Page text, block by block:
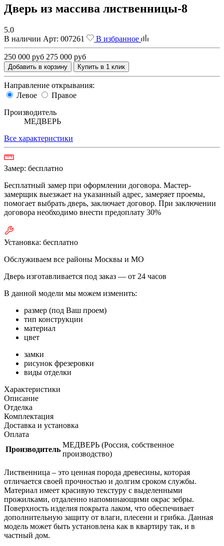
Дверь из массива лиственницы-8
5.0
В наличии Арт: 007261 В избранное
250 000 руб 275 000 руб
Добавить в корзину Купить в 1 клик
Направление открывания:
Левое
Правое
Производитель
МЕДВЕРЬ
Все характеристики
Замер: бесплатно
Бесплатный замер при оформлении договора. Мастер-
замерщик выезжает на указанный адрес, замеряет проемы,
помогает выбрать дверь, заключает договор. При заключении
договора необходимо внести предоплату 30%
Установка: бесплатно
Обслуживаем все районы Москвы и МО
Дверь изготавливается под заказ — от 24 часов
В данной модели мы можем изменить:
размер (под Ваш проем)
тип конструкции
материал
цвет
замки
рисунок фрезеровки
виды отделки
Характеристики
Описание
Отделка
Комплектация
Доставка и установка
Оплата
Производитель
МЕДВЕРЬ (Россия, собственное
производство)
Лиственница – это ценная порода древесины, которая
отличается своей прочностью и долгим сроком службы.
Материал имеет красивую текстуру с выделенными
прожилками, отдаленно напоминающими окрас зебры.
Поверхность изделия покрыта лаком, что обеспечивает
дополнительную защиту от влаги, плесени и грибка. Данная
модель может быть установлена как в квартиру так, и в
частный дом.